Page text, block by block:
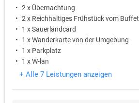
2 x Übernachtung
2 x Reichhaltiges Frühstück vom Buffet
1 x Sauerlandcard
1 x Wanderkarte von der Umgebung
1 x Parkplatz
1 x W-lan
+ Alle 7 Leistungen anzeigen